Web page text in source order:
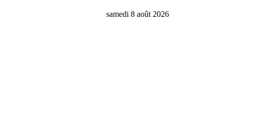
samedi 8 août 2026